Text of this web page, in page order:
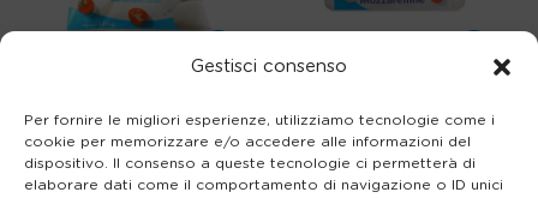
Gestisci consenso
Per fornire le migliori esperienze, utilizziamo tecnologie come i
cookie per memorizzare e/o accedere alle informazioni del
dispositivo. Il consenso a queste tecnologie ci permetterà di
elaborare dati come il comportamento di navigazione o ID unici
Mozzarella Mozzarelline